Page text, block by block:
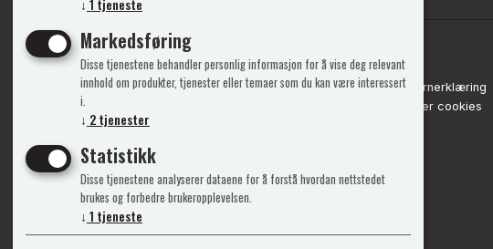
Kontakt Oss
Support&Service
Om Oss
Vilkår
Personvernerklæring
Administrer cookies
↓ 1 tjeneste
Markedsføring
Disse tjenestene behandler personlig informasjon for å vise deg relevant
innhold om produkter, tjenester eller temaer som du kan være interessert
i.
↓ 2tjenester
Statistikk
Disse tjenestene analyserer dataene for å forstå hvordan nettstedet
brukes og forbedre brukeropplevelsen.
↓ 1 tjeneste